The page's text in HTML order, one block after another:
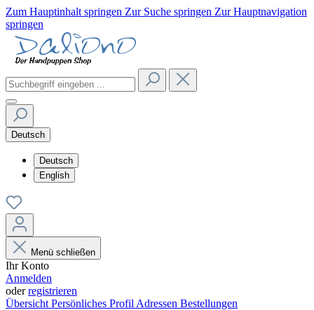
Zum Hauptinhalt springen Zur Suche springen Zur Hauptnavigation
springen
Deutsch
Deutsch
English
Menü schließen
Ihr Konto
Anmelden
oderregistrieren
Übersicht Persönliches Profil Adressen Bestellungen